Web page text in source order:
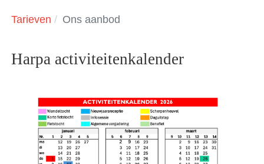
Tarieven Ons aanbod
Harpa activiteitenkalender